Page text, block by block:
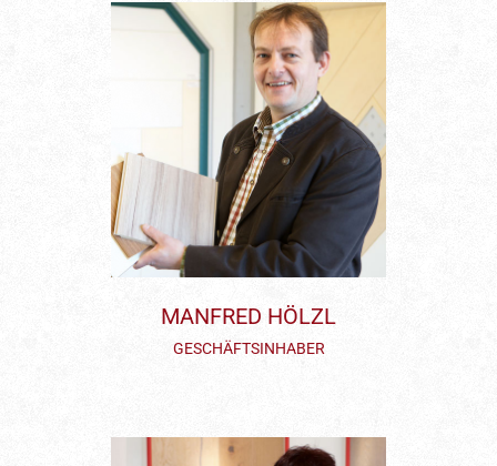
MANFRED HÖLZL
GESCHÄFTSINHABER